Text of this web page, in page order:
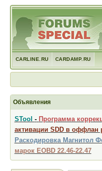
CARLINE.RU CARDAMP.RU
Объявления
STool - Программа
активации SDD в оффлан
Раскодировка Магнитол
марок EOBD 22.46-22.47